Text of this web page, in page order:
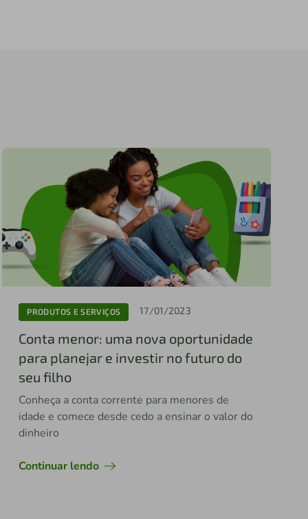
PRODUTOS E SERVIÇOS 17/01/2023
Conta menor: uma nova oportunidade
para planejar e investir no futuro do
seu filho
Conheça a conta corrente para menores de
idade e comece desde cedo a ensinar o valor do
dinheiro
Continuar lendo